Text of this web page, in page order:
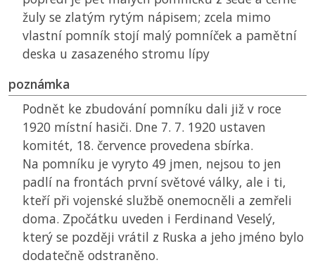
žuly se zlatým rytým nápisem; zcela mimo
vlastní pomník stojí malý pomníček a pamětní
deska u zasazeného stromu lípy
poznámka
Podnět ke zbudování pomníku dali již v roce
1920 místní hasiči. Dne 7. 7. 1920 ustaven
komitét, 18. července provedena sbírka.
Na pomníku je vyryto 49 jmen, nejsou to jen
padlí na frontách první světové války, ale i ti,
kteří při vojenské službě onemocněli a zemřeli
doma. Zpočátku uveden i Ferdinand Veselý,
který se později vrátil z Ruska a jeho jméno bylo
dodatečně odstraněno.